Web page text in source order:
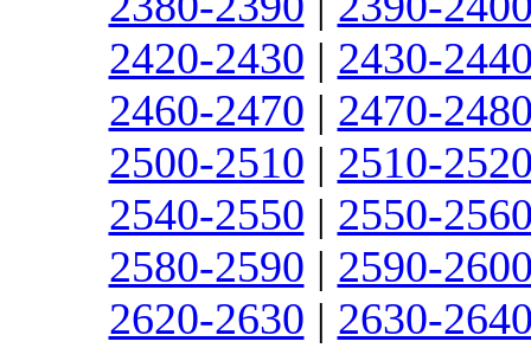
2420-2430 | 2430-
2460-2470 | 2470-
2500-2510 | 2510-
2540-2550 | 2550-
2580-2590 | 2590-
2620-2630 | 2630-